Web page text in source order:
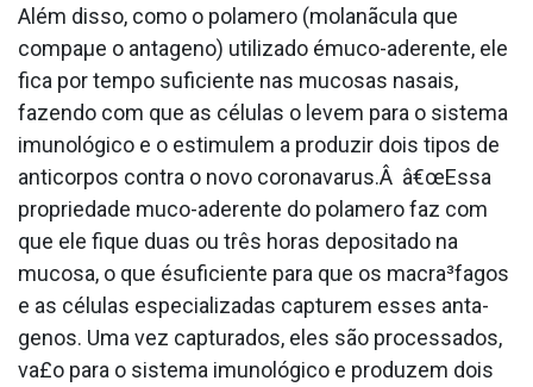
Além disso, como o pola­mero (molanãcula que
compaµe o anta­geno) utilizado émuco-aderente, ele
fica por tempo suficiente nas mucosas nasais,
fazendo com que as células o levem para o sistema
imunológico e o estimulem a produzir dois tipos de
anticorpos contra o novo coronava­rus.Â â€œEssa
propriedade muco-aderente do pola­mero faz com
que ele fique duas ou três horas depositado na
mucosa, o que ésuficiente para que os macra³fagos
e as células especializadas capturem esses anta­
genos. Uma vez capturados, eles são processados,
va£o para o sistema imunológico e produzem dois